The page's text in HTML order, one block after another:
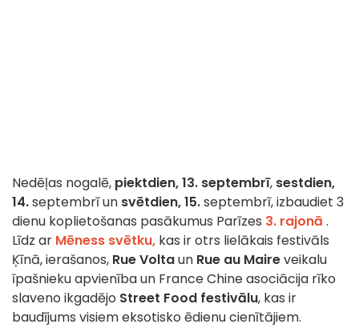
Nedēļas nogalē, piektdien, 13. septembrī, sestdien,
14.septembrī un svētdien, 15.septembrī, izbaudiet 3
dienu koplietošanas pasākumus Parīzes 3. rajonā .
Līdz ar Mēness svētku, kas ir otrs lielākais festivāls
Ķīnā, ierašanos, Rue Voltaun Rue au Maireveikalu
īpašnieku apvienība un France Chine asociācija rīko
slaveno ikgadējo Street Food festivālu, kas ir
baudījums visiem eksotisko ēdienu cienītājiem.